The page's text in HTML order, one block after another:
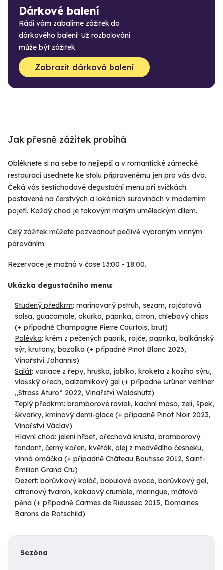
Dárkové balení
Rádi vám zabalíme zážitek do
dárkového balení! Už rozbalování
může být zážitek.
Zobrazit dárková balení
Jak přesně zážitek probíhá
Obléknete si na sebe to nejlepší a v romantické zámecké
restauraci usednete ke stolu připravenému jen pro vás dva.
Čeká vás šestichodové degustační menu při svíčkách
postavené na čerstvých a lokálních surovinách v moderním
pojetí. Každý chod je takovým malým uměleckým dílem.
Celý zážitek můžete pozvednout pečlivě vybraným vinným
párováním.
Rezervace je možná v čase 13:00 - 18:00.
Ukázka degustačního menu:
Studený předkrm: marinovaný pstruh, sezam, rajčatová
salsa, guacamole, okurka, paprika, citron, chlebový chips
(+ případně Champagne Pierre Courtois, brut)
Polévka: krém z pečených paprik, rajče, paprika, balkánský
sýr, krutony, bazalka (+ případně Pinot Blanc 2023,
Vinařství Johannis)
Salát: variace z řepy, hruška, jablko, kroketa z kozího sýru,
vlašský ořech, balzamikový gel (+ případně Grüner Veltliner
„Strass Aturo“ 2022, Vinařství Waldshütz)
Teplý předkrm: bramborové ravioli, kachní maso, zelí, špek,
škvarky, kmínový demi-glace (+ případně Pinot Noir 2023,
Vinařství Václav)
Hlavní chod: jelení hřbet, ořechová krusta, bramborový
fondant, černý kořen, květák, olej z medvědího česneku,
vinná omáčka (+ případně Château Boutisse 2012, Saint-
Émilion Grand Cru)
Dezert: borůvkový koláč, bobulové ovoce, borůvkový gel,
citronový tvaroh, kakaový crumble, meringue, mátová
pěna (+ případně Carmes de Rieussec 2015, Domaines
Barons de Rotschild)
Sezóna